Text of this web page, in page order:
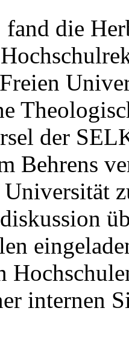
die
der
Behrens
internen